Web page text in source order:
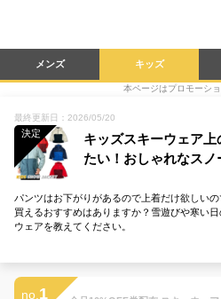
メンズ キッズ
本ページはプロモーシ
最終更新日：2026/05/20
決定
キッズスキーウェア
たい！おしゃれなス
パンツはお下がりがあるので上着だけ欲しい
買えるおすすめはありますか？雪遊びや寒い
ウェアを教えてください。
no. 1